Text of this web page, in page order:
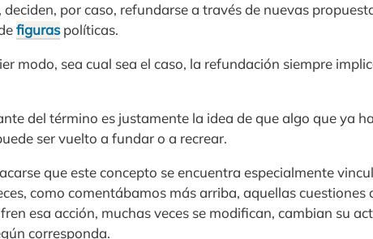
por caso, refundarse a través de nuevas
figuraspolíticas.
modo, sea cual sea el caso, la refundación siempre
del término es justamente la idea de que algo que ya
ser vuelto a fundar o a recrear.
que este concepto se encuentra especialmente
como comentábamos más arriba, aquellas
esa acción, muchas veces se modifican, cambian su
corresponda.